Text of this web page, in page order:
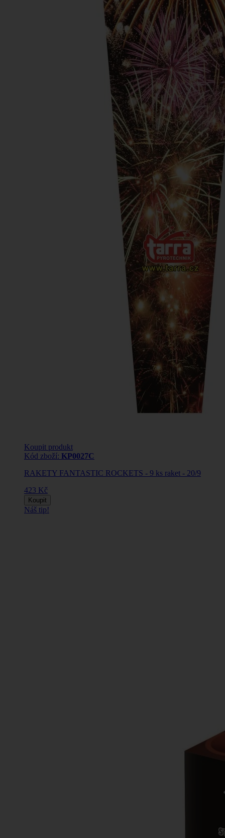
Koupit produkt
Kód zboží: KP0027C
RAKETY FANTASTIC ROCKETS - 9 ks raket - 20/9
423 Kč
Koupit
Náš tip!